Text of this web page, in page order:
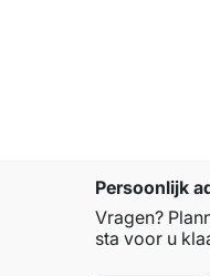
Persoonlijk
Vragen?
sta voor u